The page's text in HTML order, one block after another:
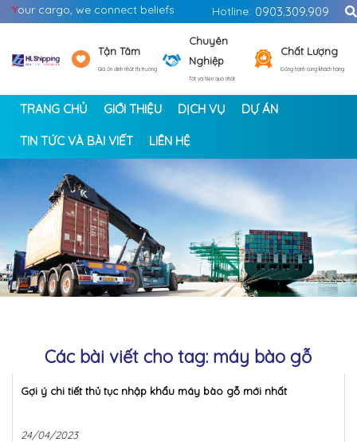
Your cargo, we connect beliefs Hotline: 0903.309.909
Tận Tâm
Giá ổn định nhất thị trường
Chuyên
Nghiệp
Tốt và hiệu quả nhất
Chất Lượng
Đồng hành cùng khách hàng
TRANG CHỦ GIỚI THIỆU DỊCH VỤ DỰ ÁN
TIN TỨC VÀ BÀI VIẾT LIÊN HỆ
< >
Các bài viết cho tag: máy bào gỗ
Gợi ý chi tiết thủ tục nhập khẩu máy bào gỗ mới nhất
24/04/2023